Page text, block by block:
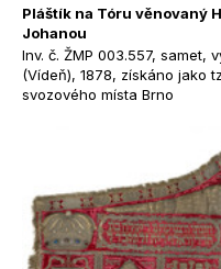
Pláštík na Tóru věnovaný
Johanou
Inv. č. ŽMP 003.557, samet,
(Vídeň), 1878, získáno jako
svozového místa Brno